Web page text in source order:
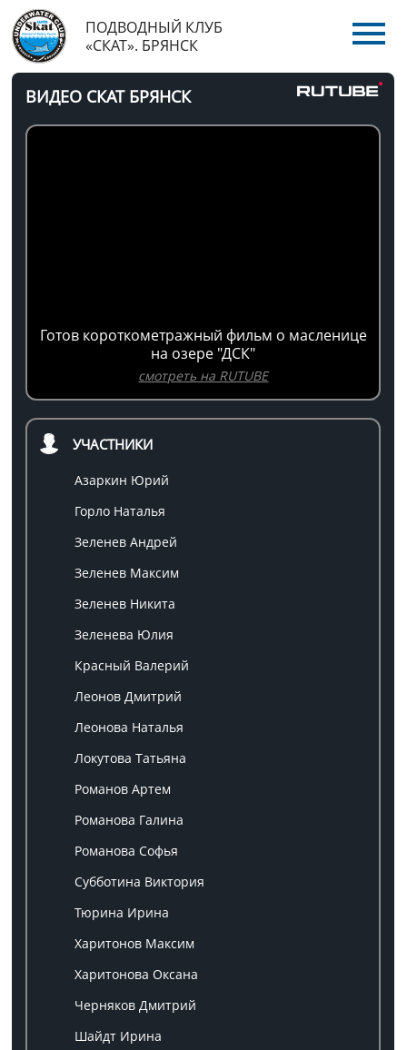
ПОДВОДНЫЙ КЛУБ
«СКАТ». БРЯНСК
ВИДЕО СКАТ БРЯНСК
Готов короткометражный фильм о масленице
на озере "ДСК"
смотреть на RUTUBE
УЧАСТНИКИ
Азаркин Юрий
Горло Наталья
Зеленев Андрей
Зеленев Максим
Зеленев Никита
Зеленева Юлия
Красный Валерий
Леонов Дмитрий
Леонова Наталья
Локутова Татьяна
Романов Артем
Романова Галина
Романова Софья
Субботина Виктория
Тюрина Ирина
Харитонов Максим
Харитонова Оксана
Черняков Дмитрий
Шайдт Ирина